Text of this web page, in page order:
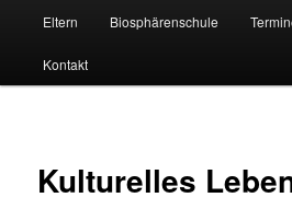
Eltern Biosphärenschule
Kontakt
Kulturelles